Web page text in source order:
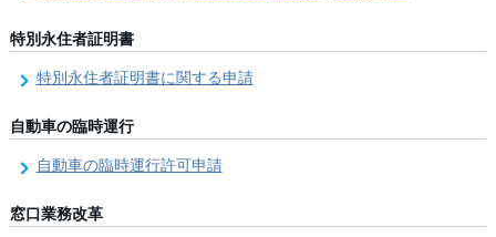
特別永住者証明書
特別永住者証明書に関する申請
自動車の臨時運行
自動車の臨時運行許可申請
窓口業務改革